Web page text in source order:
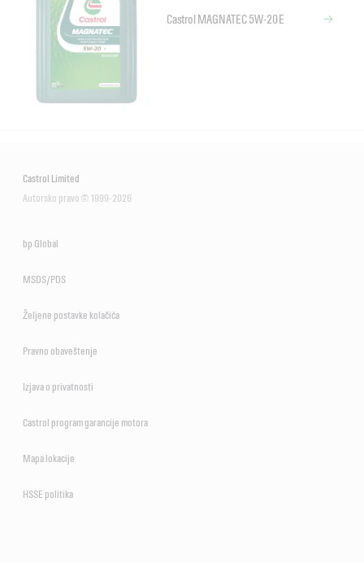
Castrol MAGNATEC 5W-20 E
Castrol Limited
Autorsko pravo © 1999-2026
bp Global
MSDS/PDS
Željene postavke kolačića
Pravno obaveštenje
Izjava o privatnosti
Castrol program garancije motora
Mapa lokacije
HSSE politika